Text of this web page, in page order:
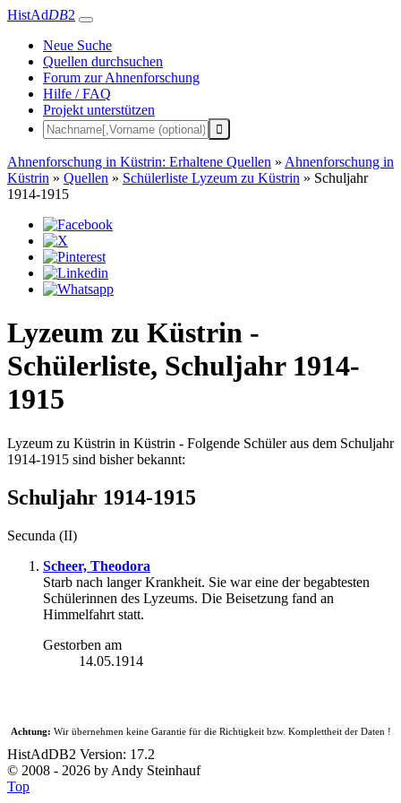
HistAdDB2
Neue Suche
Quellen durchsuchen
Forum zur Ahnenforschung
Hilfe / FAQ
Projekt unterstützen
Ahnenforschung in Küstrin: Erhaltene Quellen » Ahnenforschung in
Küstrin » Quellen » Schülerliste Lyzeum zu Küstrin » Schuljahr
1914-1915
Lyzeum zu Küstrin -
Schülerliste, Schuljahr 1914-
1915
Lyzeum zu Küstrin in Küstrin - Folgende Schüler aus dem Schuljahr
1914-1915 sind bisher bekannt:
Schuljahr 1914-1915
Secunda (II)
Scheer, Theodora
Starb nach langer Krankheit. Sie war eine der begabtesten
Schülerinnen des Lyzeums. Die Beisetzung fand an
Himmelfahrt statt.
Gestorben am
14.05.1914
Achtung: Wir übernehmen keine Garantie für die Richtigkeit bzw. Komplettheit der Daten !
HistAdDB2 Version: 17.2
© 2008 - 2026 by Andy Steinhauf
Top